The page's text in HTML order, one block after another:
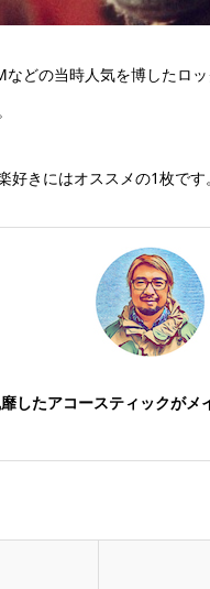
などの当時人気を博したロ
好きにはオススメの1枚です
したアコースティックが